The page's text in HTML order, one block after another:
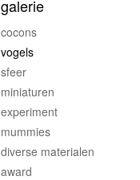
galerie
cocons
vogels
sfeer
miniaturen
experiment
mummies
diverse materialen
award